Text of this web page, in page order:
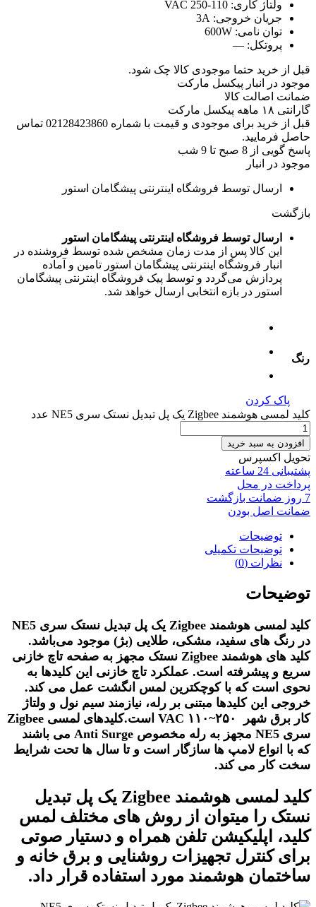
ولتاژ کاری: 110-250 VAC
جریان خروجی: 3A
توان نامی: 600W
پروتکل: —
قبل از خرید حتما موجودی کالا چک شود.
موجود در انبار پیکسل مارکت
ضمانت اصالت کالا
گارانتی ۱۸ ماهه پیکسل مارکت
قبل از خرید برای موجودی و قیمت با شماره 02128423860 تماس
حاصل فرمایید.
پاسخ گویی از 8 صبح تا 9 شب
موجود در انبار
ارسال توسط فروشگاه اینترنتی پیشگامان استور
بازگشت
ارسال توسط فروشگاه اینترنتی پیشگامان استور
این کالا پس از مدت زمان مشخص شده توسط فروشنده در
انبار فروشگاه اینترنتی پیشگامان استور تامین و آماده
پردازش می‌گردد و توسط پیک فروشگاه اینترنتی پیشگامان
استور در بازه انتخابی ارسال خواهد شد.
رنگ
پاک کردن
کلید لمسی هوشمند Zigbee یک پل تبدیل نستک سری NE5 عدد
افزودن به سبد خرید
تحویل اکسپرس
پشتیبانی 24 ساعته
پرداخت در محل
7 روز ضمانت بازگشت
ضمانت اصل بودن
توضیحات
توضیحات تکمیلی
نظرات (0)
توضیحات
کلید لمسی هوشمند Zigbee یک پل تبدیل نستک سری NE5
در رنگ های سفید، مشکی، طلایی (بژ) موجود می‌باشد.
کلید های هوشمند Zigbee نستک مجهز به صفحه تاچ خازنی
سریع و پیشرفته است. عملکرد تاچ خازنی این کلیدها به
نحوی است که با کوچکترین لمس انگشت عمل می کند.
خروجی این کلیدها مبتنی بر رله، نیازمند سیم نول و ولتاژ
کار برق شهر ۲۵۰~۱۱۰ VAC است.کلیدهای لمسی Zigbee
سری NE5 مجهز به رله مخصوص Anti Surge می باشند
که با انواع لامپ ها سازگار است و تا سال ها تحت شرایط
سخت کار می کند.
کلید لمسی هوشمند Zigbee یک پل تبدیل
نستک را میتوان از روش های مختلف لمس
کلید، اپلیکیشن تلفن همراه و دستیار صوتی
برای کنترل تجهیزات روشنایی و برق خانه و
ساختمان هوشمند مورد استفاده قرار داد.